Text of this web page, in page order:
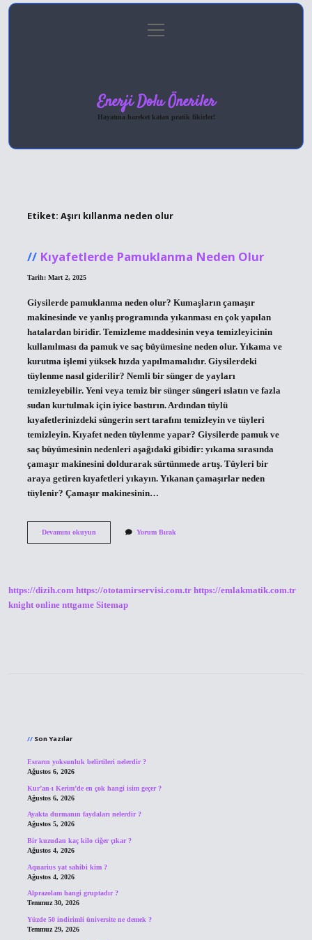
Gizlilik Politikası
menüyü
aç
Enerji Dolu Öneriler
Hayatına hareket katan pratik fikirler!
Etiket: Aşırı kıllanma neden olur
Kıyafetlerde Pamuklanma Neden Olur
Tarih: Mart 2, 2025
Giysilerde pamuklanma neden olur? Kumaşların çamaşır
makinesinde ve yanlış programında yıkanması en çok yapılan
hatalardan biridir. Temizleme maddesinin veya temizleyicinin
kullanılması da pamuk ve saç büyümesine neden olur. Yıkama ve
kurutma işlemi yüksek hızda yapılmamalıdır. Giysilerdeki
tüylenme nasıl giderilir? Nemli bir sünger de yayları
temizleyebilir. Yeni veya temiz bir sünger süngeri ıslatın ve fazla
sudan kurtulmak için iyice bastırın. Ardından tüylü
kıyafetlerinizdeki süngerin sert tarafını temizleyin ve tüyleri
temizleyin. Kıyafet neden tüylenme yapar? Giysilerde pamuk ve
saç büyümesinin nedenleri aşağıdaki gibidir: yıkama sırasında
çamaşır makinesini doldurarak sürtünmede artış. Tüyleri bir
araya getiren kıyafetleri yıkayın. Yıkanan çamaşırlar neden
tüylenir? Çamaşır makinesinin…
Devamını okuyunKıyafetlerde
Yorum Bırak
https://dizih.com https://ototamirservisi.com.tr https://emlakmatik.com.tr
knight online nttgame Sitemap
Son Yazılar
Esrarın yoksunluk belirtileri nelerdir ?
Ağustos 6, 2026
Kur’an-ı Kerim’de en çok hangi isim geçer ?
Ağustos 6, 2026
Ayakta durmanın faydaları nelerdir ?
Ağustos 5, 2026
Bir kuzudan kaç kilo ciğer çıkar ?
Ağustos 4, 2026
Aquarius yat sahibi kim ?
Ağustos 4, 2026
Alprazolam hangi gruptadır ?
Temmuz 30, 2026
Yüzde 50 indirimli üniversite ne demek ?
Temmuz 29, 2026